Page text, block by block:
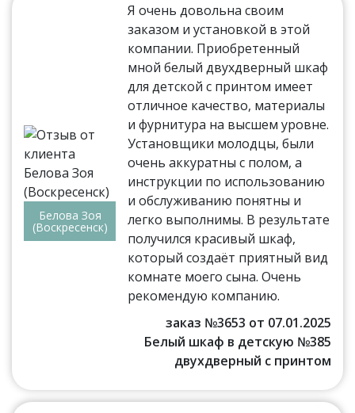
Белова Зоя
(Воскресенск)
Я очень довольна своим
заказом и установкой в этой
компании. Приобретенный
мной белый двухдверный шкаф
для детской с принтом имеет
отличное качество, материалы
и фурнитура на высшем уровне.
Установщики молодцы, были
очень аккуратны с полом, а
инструкции по использованию
и обслуживанию понятны и
легко выполнимы. В результате
получился красивый шкаф,
который создаёт приятный вид
комнате моего сына. Очень
рекомендую компанию.
заказ №3653 от 07.01.2025
Белый шкаф в детскую №385
двухдверный с принтом